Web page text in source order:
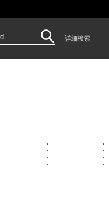
詳細検索